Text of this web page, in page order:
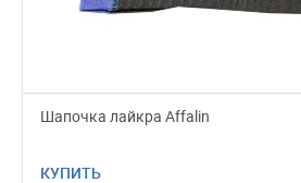
Шапочка лайкра Affalin
КУПИТЬ